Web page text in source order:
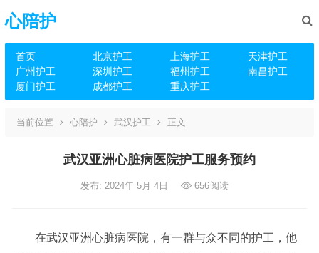
心陪护
首页 北京护工 上海护工
天津护工
广州护工
深圳护工 福州护工
南昌护工
厦门护工
成都护工 重庆护工
当前位置 心陪护 武汉护工 正文
武汉亚洲心脏病医院护工服务预约
发布: 2024年 5月 4日 656阅读
在武汉亚洲心脏病医院，有一群与众不同的护工，他